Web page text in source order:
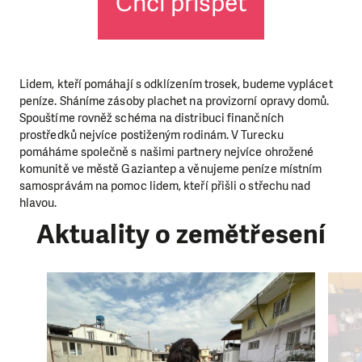
Lidem, kteří pomáhají s odklízením trosek, budeme vyplácet
peníze. Sháníme zásoby plachet na provizorní opravy domů.
Spouštíme rovněž schéma na distribuci finančních
prostředků nejvíce postiženým rodinám. V Turecku
pomáháme společně s našimi partnery nejvíce ohrožené
komunitě ve městě Gaziantep a věnujeme peníze místním
samosprávám na pomoc lidem, kteří přišli o střechu nad
hlavou.
Aktuality o zemětřesení